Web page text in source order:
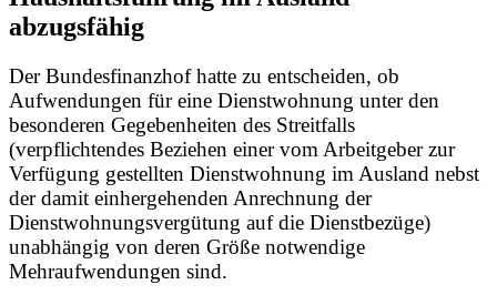
abzugsfähig
Der Bundesfinanzhof hatte zu entscheiden, ob
Aufwendungen für eine Dienstwohnung unter den
besonderen Gegebenheiten des Streitfalls
(verpflichtendes Beziehen einer vom Arbeitgeber zur
Verfügung gestellten Dienstwohnung im Ausland nebst
der damit einhergehenden Anrechnung der
Dienstwohnungsvergütung auf die Dienstbezüge)
unabhängig von deren Größe notwendige
Mehraufwendungen sind.